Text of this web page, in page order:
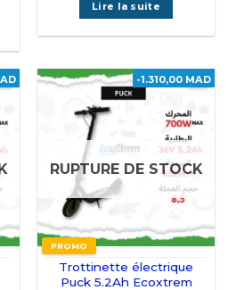
Lire la suite
-1.310,00 MAD
RUPTURE DE STOCK
PROMO
Trottinette électrique
Puck 5.2Ah Ecoxtrem